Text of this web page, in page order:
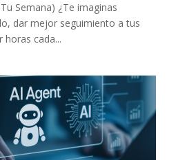
Semana) ¿Te imaginas
dar mejor seguimiento a tus
cada...